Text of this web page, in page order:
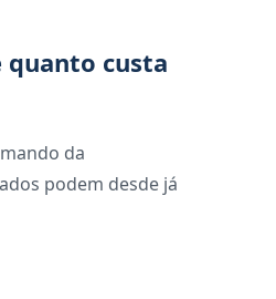
quanto custa
da
podem desde já